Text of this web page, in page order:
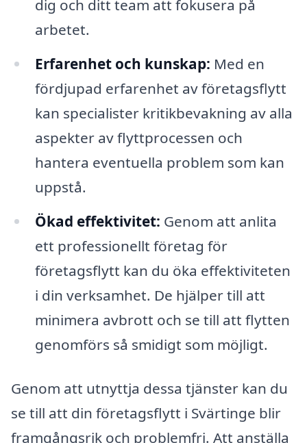
dig och ditt team att fokusera på
arbetet.
Erfarenhet och kunskap: Med en
fördjupad erfarenhet av företagsflytt
kan specialister kritikbevakning av alla
aspekter av flyttprocessen och
hantera eventuella problem som kan
uppstå.
Ökad effektivitet: Genom att anlita
ett professionellt företag för
företagsflytt kan du öka effektiviteten
i din verksamhet. De hjälper till att
minimera avbrott och se till att flytten
genomförs så smidigt som möjligt.
Genom att utnyttja dessa tjänster kan du
se till att din företagsflytt i Svärtinge blir
framgångsrik och problemfri. Att anställa